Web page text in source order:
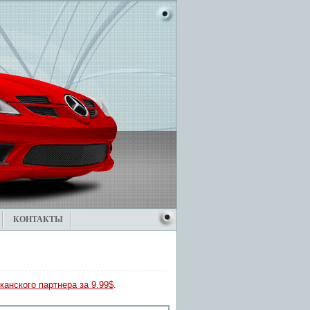
КОНТАКТЫ
партнера за 9.99$.